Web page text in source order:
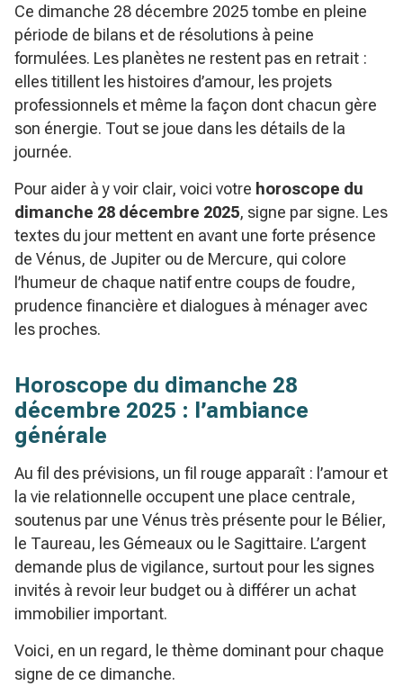
Ce dimanche 28 décembre 2025 tombe en pleine
période de bilans et de résolutions à peine
formulées. Les planètes ne restent pas en retrait :
elles titillent les histoires d’amour, les projets
professionnels et même la façon dont chacun gère
son énergie. Tout se joue dans les détails de la
journée.
Pour aider à y voir clair, voici votre horoscope du
dimanche 28 décembre 2025, signe par signe. Les
textes du jour mettent en avant une forte présence
de Vénus, de Jupiter ou de Mercure, qui colore
l’humeur de chaque natif entre coups de foudre,
prudence financière et dialogues à ménager avec
les proches.
Horoscope du dimanche 28
décembre 2025 : l’ambiance
générale
Au fil des prévisions, un fil rouge apparaît : l’amour et
la vie relationnelle occupent une place centrale,
soutenus par une Vénus très présente pour le Bélier,
le Taureau, les Gémeaux ou le Sagittaire. L’argent
demande plus de vigilance, surtout pour les signes
invités à revoir leur budget ou à différer un achat
immobilier important.
Voici, en un regard, le thème dominant pour chaque
signe de ce dimanche.